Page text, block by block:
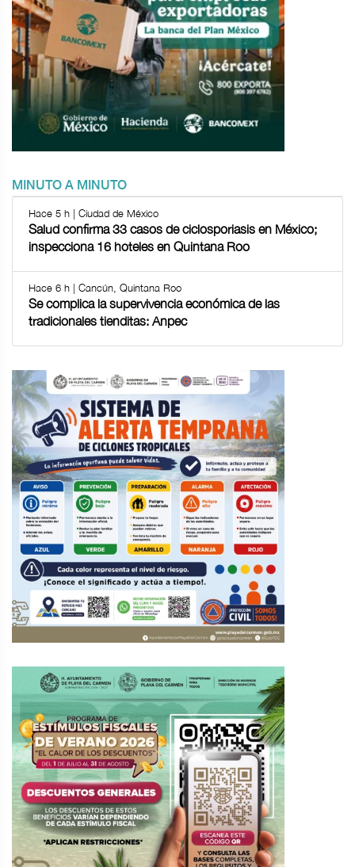
MINUTO A MINUTO
Hace 5 h | Ciudad de México
Salud confirma 33 casos de ciclosporiasis en México;
inspecciona 16 hoteles en Quintana Roo
Hace 6 h | Cancún, Quintana Roo
Se complica la supervivencia económica de las
tradicionales tienditas: Anpec